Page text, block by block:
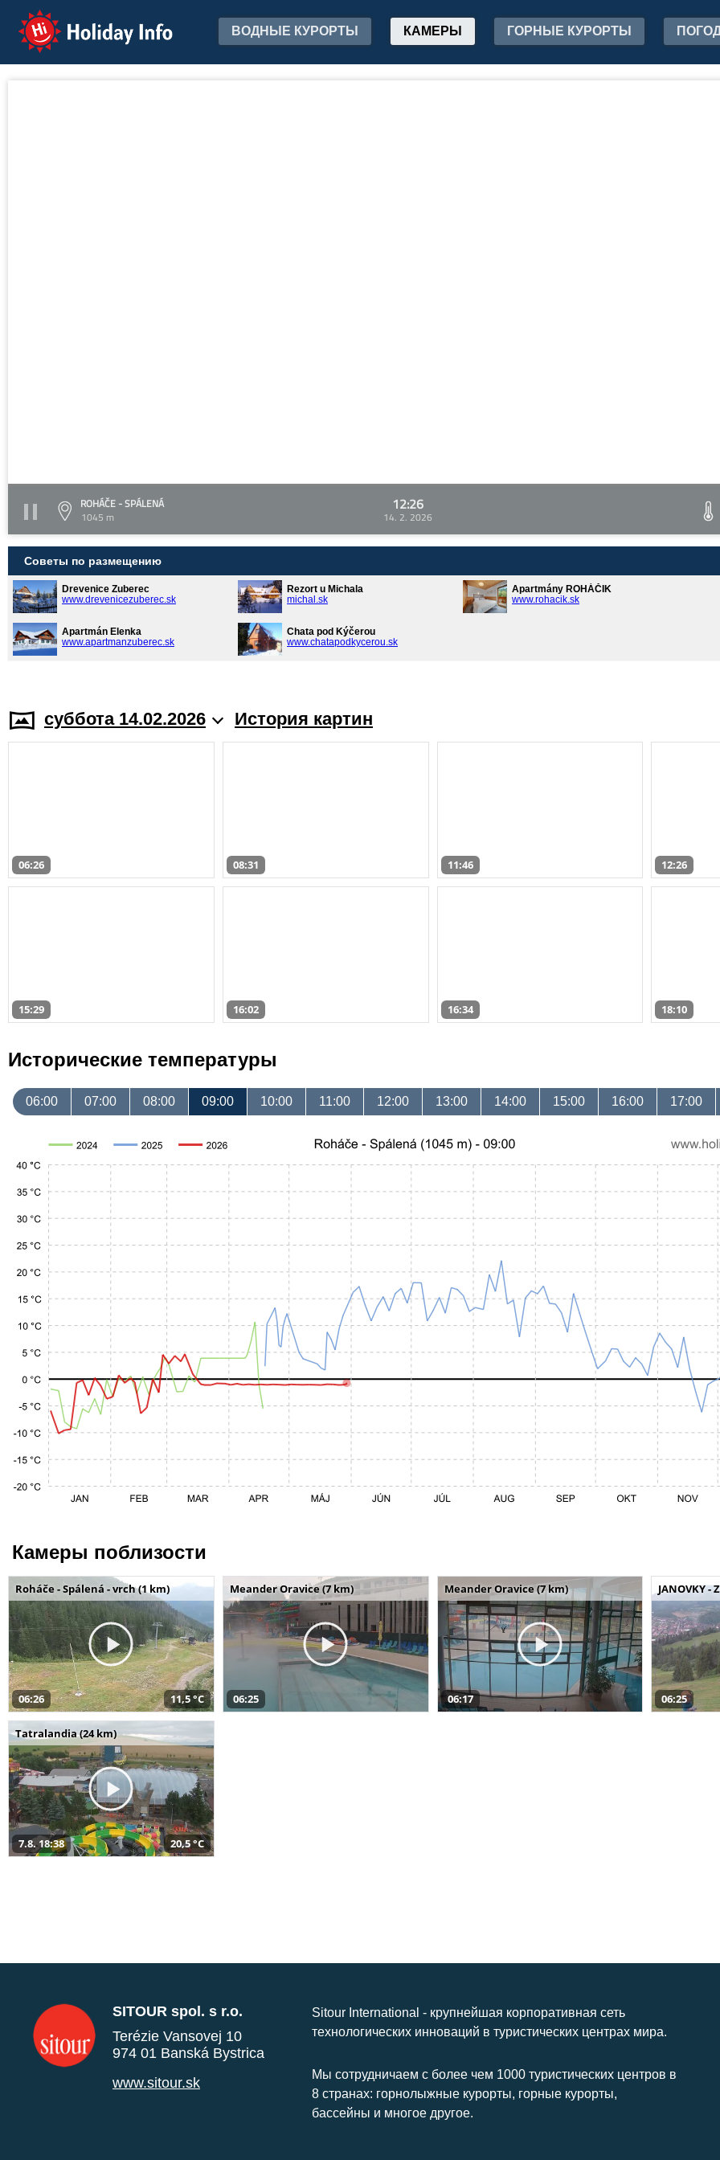
Holiday Info ВОДНЫЕ КУРОРТЫ КАМЕРЫ ГОРНЫЕ КУРОРТЫ
ROHÁČE - SPÁLENÁ
1045 m
12:26
14. 2. 2026
Советы по размещению
Drevenice Zuberec
www.drevenicezuberec.sk
Rezort u Michala
michal.sk
Apartmány ROHÁČIK
www.rohacik.sk
Apartmán Elenka
www.apartmanzuberec.sk
Chata pod Kýčerou
www.chatapodkycerou.sk
суббота 14.02.2026 История картин
06:26 08:31 11:46 12:26
15:29 16:02 16:34 18:10
Исторические температуры
06:00 07:00 08:00 09:00 10:00 11:00 12:00 13:00 14:00 15:00 16:00 17:00
Камеры поблизости
Roháče - Spálená - vrch (1 km)
06:26 11,5 °C
Meander Oravice (7 km)
06:25
Meander Oravice (7 km)
06:17
JANOVKY -
06:25
Tatralandia (24 km)
7.8. 18:38 20,5 °C
SITOUR spol. s r.o.
Terézie Vansovej 10
974 01 Banská Bystrica
www.sitour.sk
Sitour International - крупнейшая корпоративная сеть
технологических инноваций в туристических центрах мира.
Мы сотрудничаем с более чем 1000 туристических центров в
8 странах: горнолыжные курорты, горные курорты,
бассейны и многое другое.